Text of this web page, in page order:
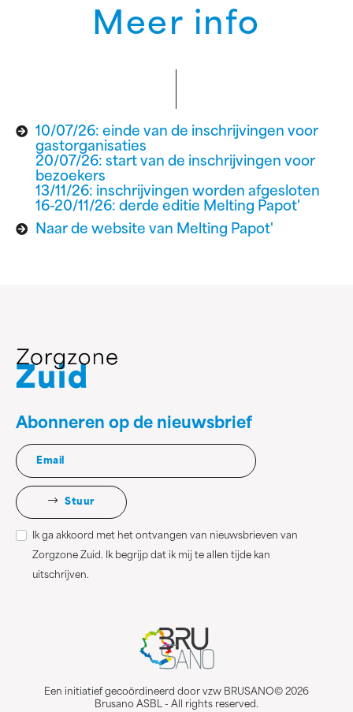
Meer info
10/07/26: einde van de inschrijvingen voor
gastorganisaties
20/07/26: start van de inschrijvingen voor
bezoekers
13/11/26: inschrijvingen worden afgesloten
16-20/11/26: derde editie Melting Papot'
Naar de website van Melting Papot'
Abonneren op de nieuwsbrief
Stuur
Ik ga akkoord met het ontvangen van nieuwsbrieven van
Zorgzone Zuid. Ik begrijp dat ik mij te allen tijde kan
uitschrijven.
Een initiatief gecoördineerd door vzw BRUSANO© 2026
Brusano ASBL - All rights reserved.